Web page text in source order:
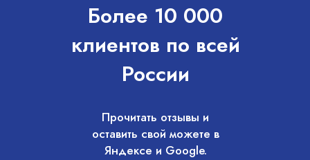
Более 10 000
клиентов по всей
России
Прочитать отзывы и
оставить свой можете в
Яндексе и Google.